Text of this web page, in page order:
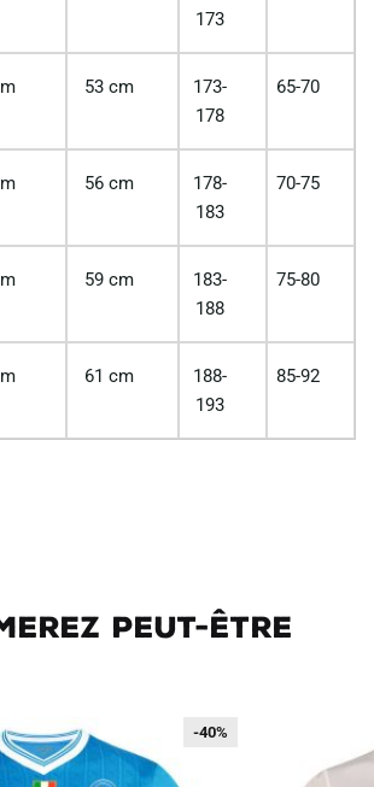
173
53 cm
173-
178
65-70
56 cm
178-
183
70-75
59 cm
183-
188
75-80
61 cm
188-
193
85-92
peut-être
-40%
-40%